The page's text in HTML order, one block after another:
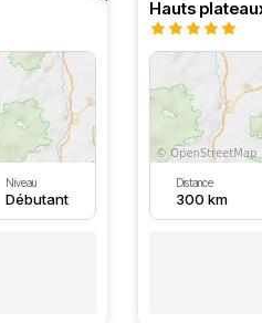
Niveau
Débutant
Hauts
Distance
300 km